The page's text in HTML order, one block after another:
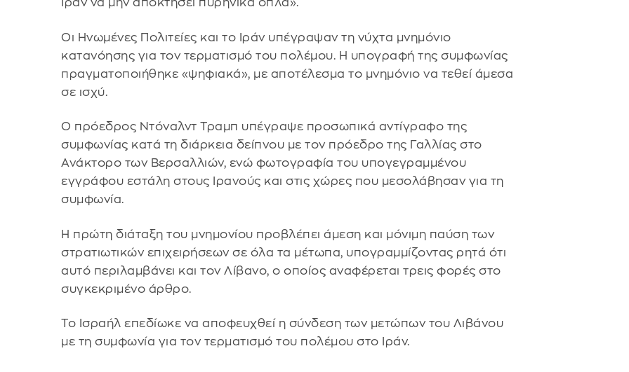
Ιράν να μην αποκτήσει πυρηνικά όπλα».
Οι Ηνωμένες Πολιτείες και το Ιράν υπέγραψαν τη νύχτα μνημόνιο
κατανόησης για τον τερματισμό του πολέμου. Η υπογραφή της συμφωνίας
πραγματοποιήθηκε «ψηφιακά», με αποτέλεσμα το μνημόνιο να τεθεί άμεσα
σε ισχύ.
Ο πρόεδρος Ντόναλντ Τραμπ υπέγραψε προσωπικά αντίγραφο της
συμφωνίας κατά τη διάρκεια δείπνου με τον πρόεδρο της Γαλλίας στο
Ανάκτορο των Βερσαλλιών, ενώ φωτογραφία του υπογεγραμμένου
εγγράφου εστάλη στους Ιρανούς και στις χώρες που μεσολάβησαν για τη
συμφωνία.
Η πρώτη διάταξη του μνημονίου προβλέπει άμεση και μόνιμη παύση των
στρατιωτικών επιχειρήσεων σε όλα τα μέτωπα, υπογραμμίζοντας ρητά ότι
αυτό περιλαμβάνει και τον Λίβανο, ο οποίος αναφέρεται τρεις φορές στο
συγκεκριμένο άρθρο.
Το Ισραήλ επεδίωκε να αποφευχθεί η σύνδεση των μετώπων του Λιβάνου
με τη συμφωνία για τον τερματισμό του πολέμου στο Ιράν.